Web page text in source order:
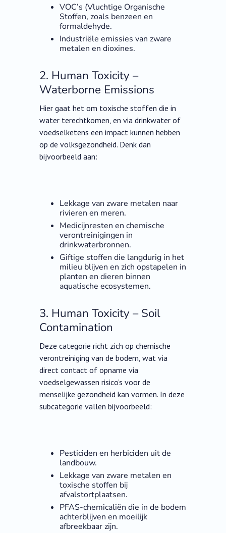
VOC’s (Vluchtige Organische
Stoffen, zoals benzeen en
formaldehyde.
Industriële emissies van zware
metalen en dioxines.
2. Human Toxicity –
Waterborne Emissions
Hier gaat het om toxische stoffen die in
water terechtkomen, en via drinkwater of
voedselketens een impact kunnen hebben
op de volksgezondheid. Denk dan
bijvoorbeeld aan:
Lekkage van zware metalen naar
rivieren en meren.
Medicijnresten en chemische
verontreinigingen in
drinkwaterbronnen.
Giftige stoffen die langdurig in het
milieu blijven en zich opstapelen in
planten en dieren binnen
aquatische ecosystemen.
3. Human Toxicity – Soil
Contamination
Deze categorie richt zich op chemische
verontreiniging van de bodem, wat via
direct contact of opname via
voedselgewassen risico’s voor de
menselijke gezondheid kan vormen. In deze
subcategorie vallen bijvoorbeeld:
Pesticiden en herbiciden uit de
landbouw.
Lekkage van zware metalen en
toxische stoffen bij
afvalstortplaatsen.
PFAS-chemicaliën die in de bodem
achterblijven en moeilijk
afbreekbaar zijn.